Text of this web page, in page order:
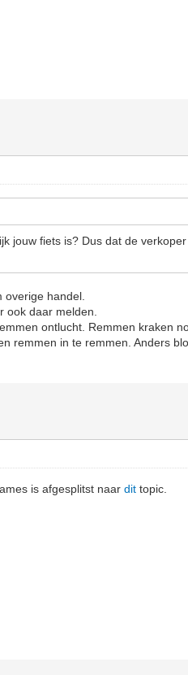
jouw fiets is? Dus dat de
overige handel.
ook daar melden.
ontlucht. Remmen kraken
remmen in te remmen. Anders
is afgesplitst naardit topic.